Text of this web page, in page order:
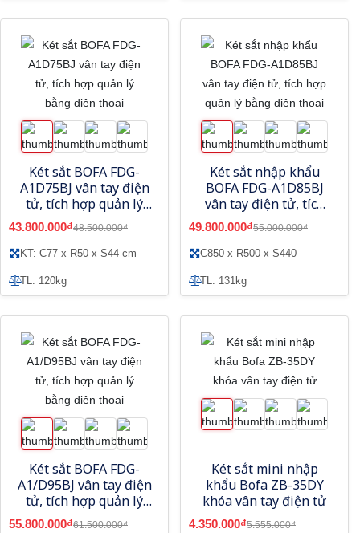
Két sắt BOFA FDG-
A1D75BJ vân tay điện
tử, tích hợp quản lý
bằng điện thoại
43.800.000₫48.500.000₫
KT: C77 x R50 x S44 cm
TL: 120kg
Két sắt nhập khẩu
BOFA FDG-A1D85BJ
vân tay điện tử, tích
hợp quản lý bằng
điện thoại
49.800.000₫55.000.000₫
C850 x R500 x S440
TL: 131kg
Két sắt BOFA FDG-
A1/D95BJ vân tay điện
tử, tích hợp quản lý
bằng điện thoại
55.800.000₫61.500.000₫
Két sắt mini nhập
khẩu Bofa ZB-35DY
khóa vân tay điện tử
4.350.000₫5.555.000₫